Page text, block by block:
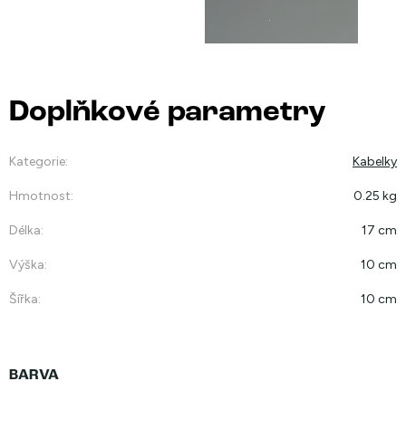
Doplňkové parametry
Kategorie: Kabelky
Hmotnost: 0.25 kg
Délka: 17 cm
Výška: 10 cm
Šířka: 10 cm